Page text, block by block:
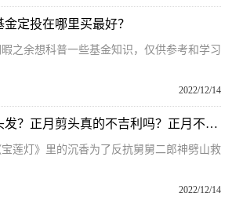
定投在哪里买最好？
之余想科普一些基金知识，仅供参考和学习
2022/12/14
正月为什么不能剪头发？正月剪头真的不吉利吗？正月不理头发的说法
莲灯》里的沉香为了反抗舅舅二郎神劈山救
2022/12/14